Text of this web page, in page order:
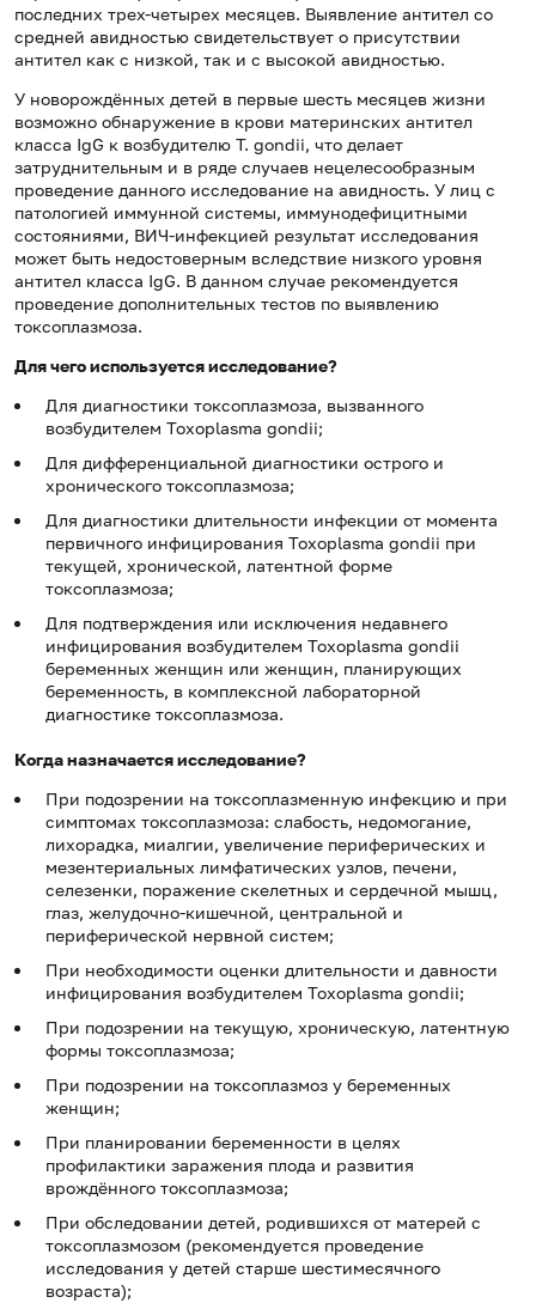
последних трех-четырех месяцев. Выявление антител со
средней авидностью свидетельствует о присутствии
антител как с низкой, так и с высокой авидностью.
У новорождённых детей в первые шесть месяцев жизни
возможно обнаружение в крови материнских антител
класса IgG к возбудителю T. gondii, что делает
затруднительным и в ряде случаев нецелесообразным
проведение данного исследование на авидность. У лиц с
патологией иммунной системы, иммунодефицитными
состояниями, ВИЧ-инфекцией результат исследования
может быть недостоверным вследствие низкого уровня
антител класса IgG. В данном случае рекомендуется
проведение дополнительных тестов по выявлению
токсоплазмоза.
Для чего используется исследование?
Для диагностики токсоплазмоза, вызванного
возбудителем Toxoplasma gondii;
Для дифференциальной диагностики острого и
хронического токсоплазмоза;
Для диагностики длительности инфекции от момента
первичного инфицирования Toxoplasma gondii при
текущей, хронической, латентной форме
токсоплазмоза;
Для подтверждения или исключения недавнего
инфицирования возбудителем Toxoplasma gondii
беременных женщин или женщин, планирующих
беременность, в комплексной лабораторной
диагностике токсоплазмоза.
Когда назначается исследование?
При подозрении на токсоплазменную инфекцию и при
симптомах токсоплазмоза: слабость, недомогание,
лихорадка, миалгии, увеличение периферических и
мезентериальных лимфатических узлов, печени,
селезенки, поражение скелетных и сердечной мышц,
глаз, желудочно-кишечной, центральной и
периферической нервной систем;
При необходимости оценки длительности и давности
инфицирования возбудителем Toxoplasma gondii;
При подозрении на текущую, хроническую, латентную
формы токсоплазмоза;
При подозрении на токсоплазмоз у беременных
женщин;
При планировании беременности в целях
профилактики заражения плода и развития
врождённого токсоплазмоза;
При обследовании детей, родившихся от матерей с
токсоплазмозом (рекомендуется проведение
исследования у детей старше шестимесячного
возраста);